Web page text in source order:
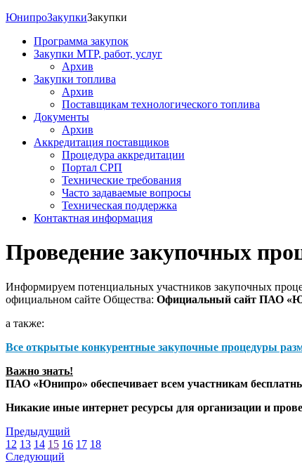
ЮнипроЗакупкиЗакупки
Программа закупок
Закупки МТР, работ, услуг
Архив
Закупки топлива
Архив
Поставщикам технологического топлива
Документы
Архив
Аккредитация поставщиков
Процедура аккредитации
Портал СРП
Технические требования
Часто задаваемые вопросы
Техническая поддержка
Контактная информация
Проведение закупочных
Информируем потенциальных участников закупочных
официальном сайте Общества: Официальный сайт ПАО
а также:
Все открытые конкурентные закупочные процедуры
Важно знать!
ПАО «Юнипро» обеспечивает всем участникам
Никакие иные интернет ресурсы для организации и
Предыдущий
12 13 14 15 16 17 18
Следующий